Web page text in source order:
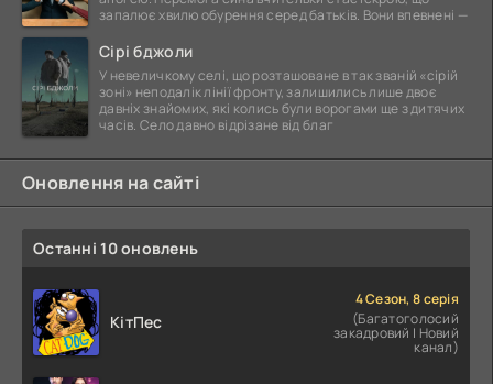
запалює хвилю обурення серед батьків. Вони впевнені —
Сірі бджоли
У невеличкому селі, що розташоване в так званій «сірій
зоні» неподалік лінії фронту, залишились лише двоє
давніх знайомих, які колись були ворогами ще з дитячих
часів. Село давно відрізане від благ
Оновлення на сайті
Останні 10 оновлень
КітПес
4 Сезон, 8 серія
(Багатоголосий
закадровий | Новий
канал)